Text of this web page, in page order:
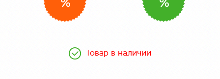
% %
Товар в наличии